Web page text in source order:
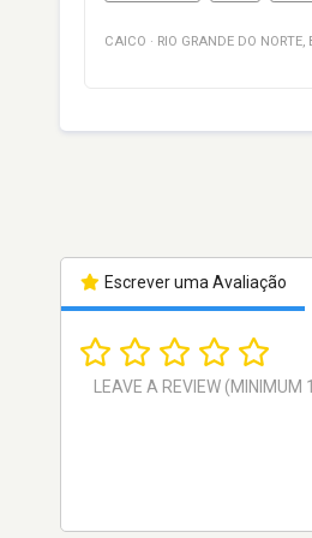
CAICO · RIO GRANDE DO NORTE,
Escrever uma Avaliação